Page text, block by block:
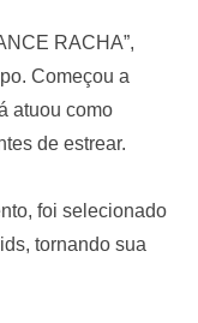
RACHA”,
Começou a
atuou como
de estrear.
foi selecionado
tornando sua